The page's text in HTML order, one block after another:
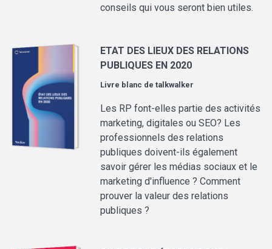
conseils qui vous seront bien utiles.
ETAT DES LIEUX DES RELATIONS
PUBLIQUES EN 2020
Livre blanc detalkwalker
Les RP font-elles partie des activités
marketing, digitales ou SEO? Les
professionnels des relations
publiques doivent-ils également
savoir gérer les médias sociaux et le
marketing d'influence ? Comment
prouver la valeur des relations
publiques ?